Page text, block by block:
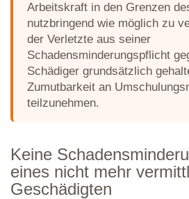
Arbeitskraft in den Grenzen
nutzbringend wie möglich zu
der Verletzte aus seiner
Schadensminderungspflicht
Schädiger grundsätzlich
Zumutbarkeit an
teilzunehmen.
Keine
eines nicht mehr
Geschädigten